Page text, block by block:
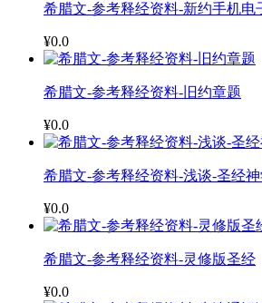
希腊文-参考释经资料-新约手机电
¥0.0
希腊文-参考释经资料-旧约章题
¥0.0
希腊文-参考释经资料-浅谈-圣经
¥0.0
希腊文-参考释经资料-灵修版圣经
¥0.0